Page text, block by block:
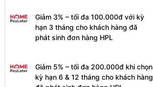
Giảm 3% – tối đa 100.000đ với kỳ
hạn 3 tháng cho khách hàng đã
phát sinh đơn hàng HPL
Giảm 5% – tối đa 200.000đ khi chọn
kỳ hạn 6 & 12 tháng cho khách hàng